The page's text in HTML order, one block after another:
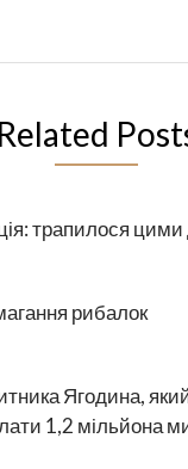
Related
трапилося
рибалок
Ягодина,
1,2 мільйона